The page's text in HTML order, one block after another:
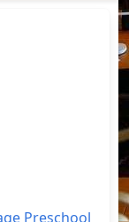
Preschool